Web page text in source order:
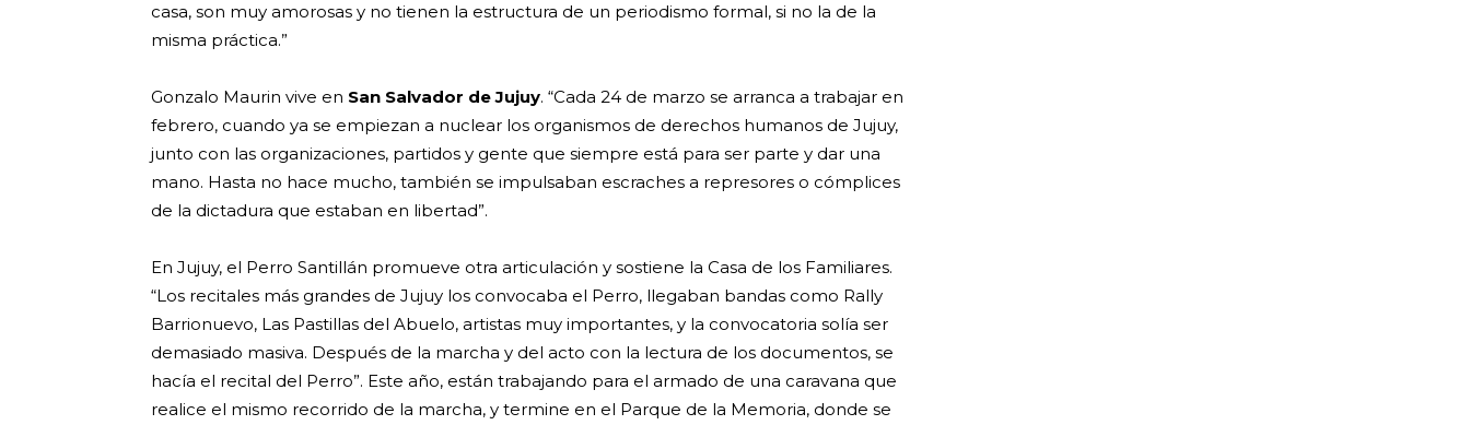
casa, son muy amorosas y no tienen la estructura de un periodismo formal, si no la de la
misma práctica.”
Gonzalo Maurin vive en San Salvador de Jujuy. “Cada 24 de marzo se arranca a trabajar en
febrero, cuando ya se empiezan a nuclear los organismos de derechos humanos de Jujuy,
junto con las organizaciones, partidos y gente que siempre está para ser parte y dar una
mano. Hasta no hace mucho, también se impulsaban escraches a represores o cómplices
de la dictadura que estaban en libertad”.
En Jujuy, el Perro Santillán promueve otra articulación y sostiene la Casa de los Familiares.
“Los recitales más grandes de Jujuy los convocaba el Perro, llegaban bandas como Rally
Barrionuevo, Las Pastillas del Abuelo, artistas muy importantes, y la convocatoria solía ser
demasiado masiva. Después de la marcha y del acto con la lectura de los documentos, se
hacía el recital del Perro”. Este año, están trabajando para el armado de una caravana que
realice el mismo recorrido de la marcha, y termine en el Parque de la Memoria, donde se